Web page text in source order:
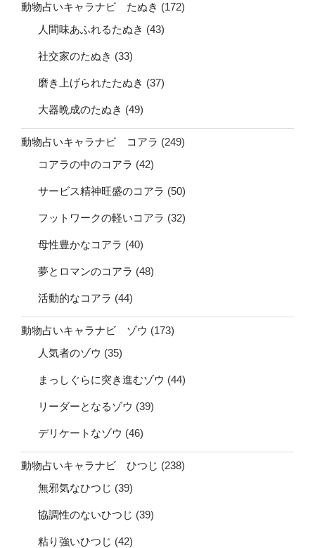
動物占いキャラナビ たぬき (172)
人間味あふれるたぬき (43)
社交家のたぬき (33)
磨き上げられたたぬき (37)
大器晩成のたぬき (49)
動物占いキャラナビ コアラ (249)
コアラの中のコアラ (42)
サービス精神旺盛のコアラ (50)
フットワークの軽いコアラ (32)
母性豊かなコアラ (40)
夢とロマンのコアラ (48)
活動的なコアラ (44)
動物占いキャラナビ ゾウ (173)
人気者のゾウ (35)
まっしぐらに突き進むゾウ (44)
リーダーとなるゾウ (39)
デリケートなゾウ (46)
動物占いキャラナビ ひつじ (238)
無邪気なひつじ (39)
協調性のないひつじ (39)
粘り強いひつじ (42)